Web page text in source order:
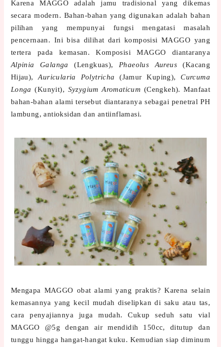
Karena MAGGO adalah jamu tradisional yang dikemas
secara modern. Bahan-bahan yang digunakan adalah bahan
pilihan yang mempunyai fungsi mengatasi masalah
pencernaan. Ini bisa dilihat dari komposisi MAGGO yang
tertera pada kemasan. Komposisi MAGGO diantaranya
Alpinia Galanga
(Lengkuas), Phaeolus Aureus(Kacang
Hijau),Auricularia Polytricha (Jamur Kuping),Curcuma
Longa (Kunyit), Syzygium Aromaticum (Cengkeh). Manfaat
bahan-bahan alami tersebut diantaranya sebagai penetral PH
lambung, antioksidan dan antiinflamasi.
Mengapa MAGGO obat alami yang praktis? Karena selain
kemasannya yang kecil mudah diselipkan di saku atau tas,
cara penyajiannya juga mudah. Cukup seduh satu vial
MAGGO @5g dengan air mendidih 150cc, ditutup dan
tunggu hingga hangat-hangat kuku. Kemudian siap diminum